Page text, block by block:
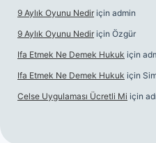
9 Aylık Oyunu Nedir için admin
9 Aylık Oyunu Nedir için Özgür
Ifa Etmek Ne Demek Hukuk için
Ifa Etmek Ne Demek Hukuk için
Celse Uygulaması Ücretli Mi için